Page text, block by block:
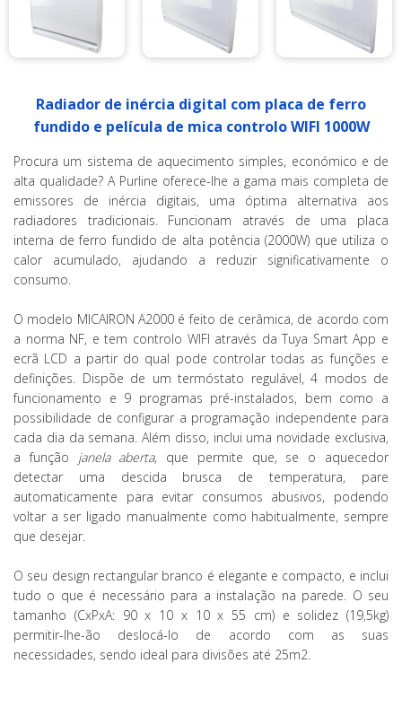
Radiador de inércia digital com placa de ferro
fundido e película de mica controlo WIFI 1000W
Procura um sistema de aquecimento simples, económico e de
alta qualidade? A Purline oferece-lhe a gama mais completa de
emissores de inércia digitais, uma óptima alternativa aos
radiadores tradicionais. Funcionam através de uma placa
interna de ferro fundido de alta potência (2000W) que utiliza o
calor acumulado, ajudando a reduzir significativamente o
consumo.
O modelo MICAIRON A2000 é feito de cerâmica, de acordo com
a norma NF, e tem controlo WIFI através da Tuya Smart App e
ecrã LCD a partir do qual pode controlar todas as funções e
definições. Dispõe de um termóstato regulável, 4 modos de
funcionamento e 9 programas pré-instalados, bem como a
possibilidade de configurar a programação independente para
cada dia da semana. Além disso, inclui uma novidade exclusiva,
a função janela aberta, que permite que, se o aquecedor
detectar uma descida brusca de temperatura, pare
automaticamente para evitar consumos abusivos, podendo
voltar a ser ligado manualmente como habitualmente, sempre
que desejar.
O seu design rectangular branco é elegante e compacto, e inclui
tudo o que é necessário para a instalação na parede. O seu
tamanho (CxPxA: 90 x 10 x 10 x 55 cm) e solidez (19,5kg)
permitir-lhe-ão deslocá-lo de acordo com as suas
necessidades, sendo ideal para divisões até 25m2.